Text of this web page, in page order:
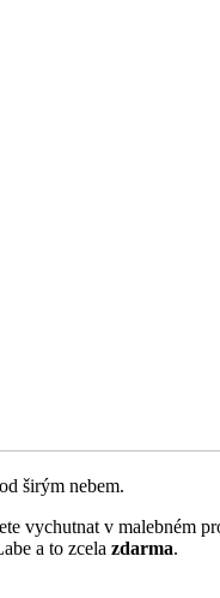
širým nebem.
vychutnat v malebném
a to zcela zdarma.